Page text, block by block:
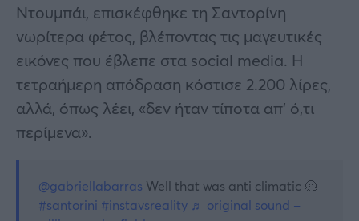
Ντουμπάι, επισκέφθηκε τη Σαντορίνη
νωρίτερα φέτος, βλέποντας τις μαγευτικές
εικόνες που έβλεπε στα social media. Η
τετραήμερη απόδραση κόστισε 2.200 λίρες,
αλλά, όπως λέει, «δεν ήταν τίποτα απ’ ό,τι
περίμενα».
@gabriellabarras Well that was anti climatic 🫠
#santorini #instavsreality ♬ original sound –